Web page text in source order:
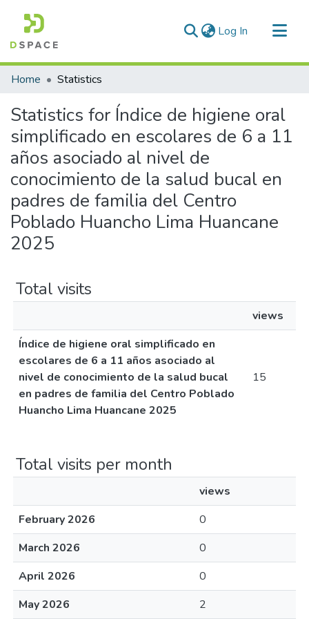
Log In (current)
Communities & Collections
Home Statistics
Statistics for Índice de higiene oral
simplificado en escolares de 6 a 11
años asociado al nivel de
conocimiento de la salud bucal en
padres de familia del Centro
Poblado Huancho Lima Huancane
2025
Total visits
views
Índice de higiene oral simplificado en
escolares de 6 a 11 años asociado al
nivel de conocimiento de la salud bucal
en padres de familia del Centro Poblado
Huancho Lima Huancane 2025
15
Total visits per month
views
February 2026
0
March 2026
0
April 2026
0
May 2026
2